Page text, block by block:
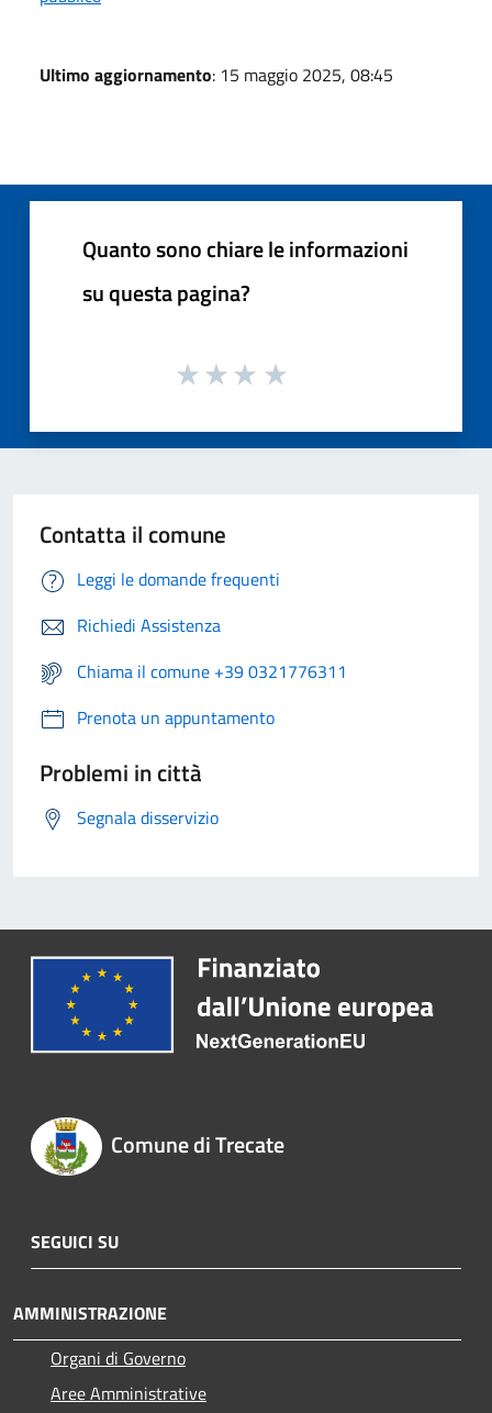
Ultimo aggiornamento: 15 maggio 2025, 08:45
Quanto sono chiare le informazioni
su questa pagina?
Contatta il comune
Leggi le domande frequenti
Richiedi Assistenza
Chiama il comune +39 0321776311
Prenota un appuntamento
Problemi in città
Segnala disservizio
Comune di Trecate
SEGUICI SU
AMMINISTRAZIONE
Organi di Governo
Aree Amministrative